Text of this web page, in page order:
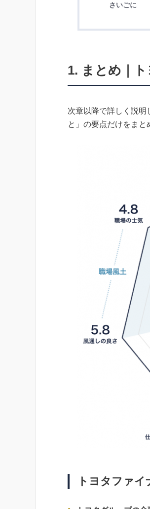
さいごに
1. まとめ｜
次章以降で詳しく説明
と」の要点だけをまと
トヨタファ